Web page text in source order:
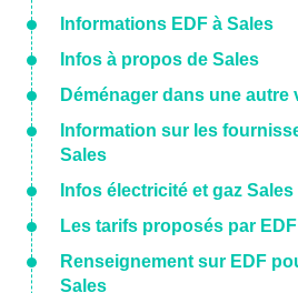
Informations EDF à Sales
Infos à propos de Sales
Déménager dans une autre
Information sur les
Sales
Infos électricité et gaz Sales
Les tarifs proposés par
Renseignement sur EDF
Sales